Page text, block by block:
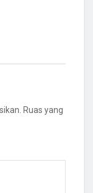
Ruas yang